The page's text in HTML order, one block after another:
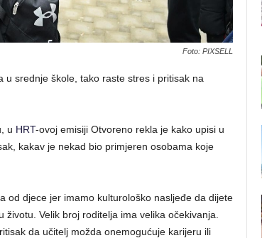
Foto: PIXSELL
u srednje škole, tako raste stres i pritisak na
u HRT-ovoj emisiji Otvoreno rekla je kako upisi u
kakav je nekad bio primjeren osobama koje
od djece jer imamo kulturološko nasljeđe da dijete
Velik broj roditelja ima velika očekivanja.
da učitelj možda onemogućuje karijeru ili